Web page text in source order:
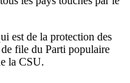
est de la protection des
file du Parti populaire
la CSU.